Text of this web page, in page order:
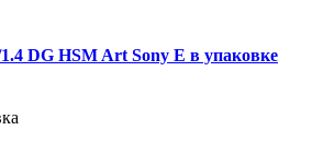
DG HSM Art Sony E в упаковке